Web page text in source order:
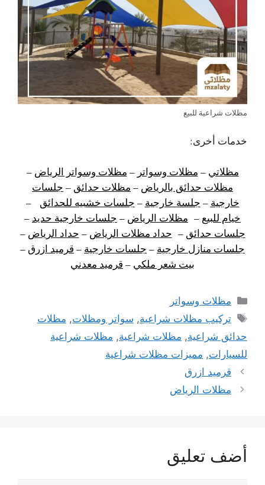
مظلات شراعية للبيع
خدمات أخرى:
مظلاتي – مظلات وسواتر – مظلات وسواتر الرياض –
مظلات حدائق بالرياض – مظلات حدائق – جلسات
خارجية – جلسة خارجية – جلسات خشبيه للحدائق –
خيام للبيع – مظلات الرياض – جلسات خارجية حديد –
جلسات حدائق – حداد مظلات الرياض – حداد الرياض –
جلسات منازل خارجية – جلسات خارجية – قرميد ازرق –
بيت شعر ملكي – قرميد معدني
التصنيفات
مظلات وسواتر
الوسوم
تركيب مظلات شراعية, سواتر ومظلات, مظلات
حدائق شراعية, مظلات شراعية, مظلات شراعية
للسيارات, مميزات مظلات شراعية
تصفّح
المقالات
قرميد ازرق
مظلات الرياض
أضف تعليق